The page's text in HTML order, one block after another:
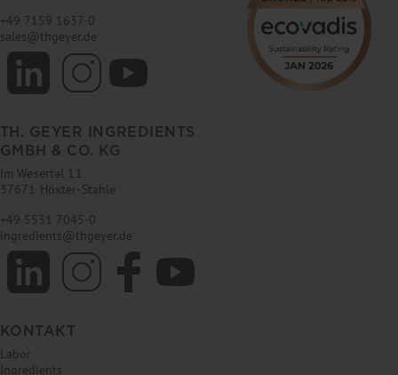
+49 7159 1637-0
sales@thgeyer.de
TH. GEYER INGREDIENTS
GMBH & CO. KG
Im Wesertal 11
37671 Höxter-Stahle
+49 5531 7045-0
ingredients@thgeyer.de
KONTAKT
Labor
Ingredients